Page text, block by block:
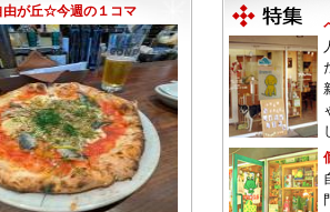
永久パス配布も！
由が丘☆今週の１コマ